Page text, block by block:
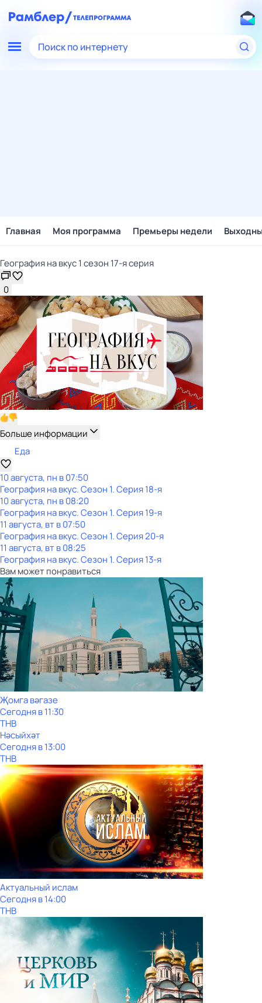
Поиск по интернету
Главная Моя программа Премьеры недели
География на вкус 1 сезон 17-я серия
0
Больше информации
Еда
10 августа, пн в 07:50
География на вкус. Сезон 1. Серия 18-я
10 августа, пн в 08:20
География на вкус. Сезон 1. Серия 19-я
11 августа, вт в 07:50
География на вкус. Сезон 1. Серия 20-я
11 августа, вт в 08:25
География на вкус. Сезон 1. Серия 13-я
Вам может понравиться
Җомга вәгазе
Сегодня в 11:30
ТНВ
Нәсыйхәт
Сегодня в 13:00
ТНВ
Актуальный ислам
Сегодня в 14:00
ТНВ